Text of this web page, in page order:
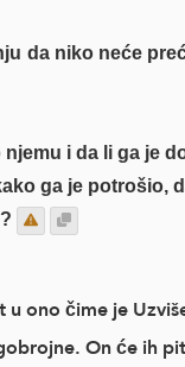
da niko neće
i da li ga je
ga je potrošio,
ono čime je
On će ih